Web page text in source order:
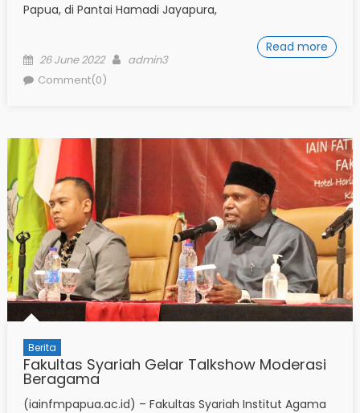
Papua, di Pantai Hamadi Jayapura,
Read more
Posted
on
26 June 2022 Author
admin3
Comment(0)
Berita
Fakultas Syariah Gelar Talkshow Moderasi
Beragama
(iainfmpapua.ac.id) – Fakultas Syariah Institut Agama